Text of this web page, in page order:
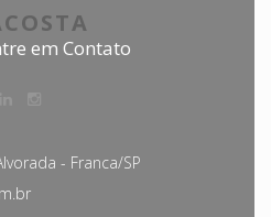
em Contato
- Franca/SP